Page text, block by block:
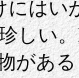
にはい
しい
があ